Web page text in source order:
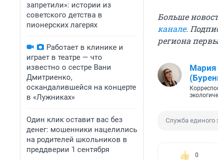
запретили»: истории из
советского детства в
пионерских лагерях
Работает в клинике и
играет в театре — что
известно о сестре Вани
Дмитриенко,
оскандалившейся на концерте
в «Лужниках»
Один клик оставит вас без
денег: мошенники нацелились
на родителей школьников в
преддверии 1 сентября
Больше
канале.
региона
Служба единого
0